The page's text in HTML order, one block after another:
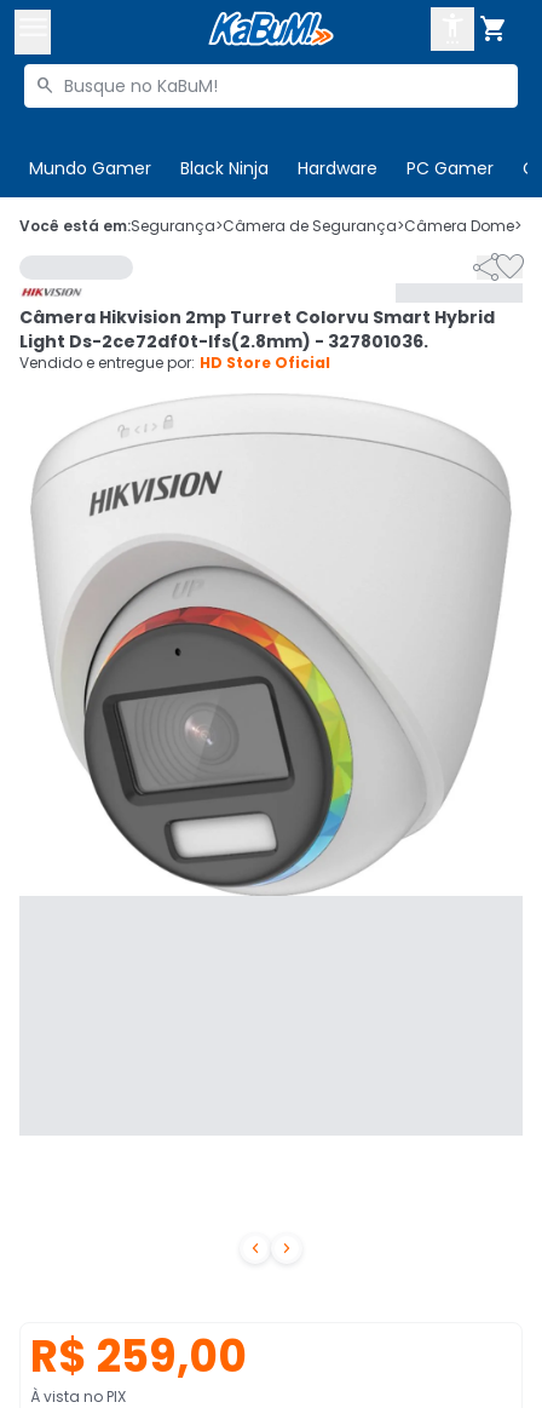

Buscar produtos

Mundo Gamer Black Ninja Hardware PC Gamer
 Olá. Acesse sua conta
 Departamentos
Cupons
Ativar tradutor em libras
CADASTRE-SE
Você está em:Segurança>Câmera de Segurança>Câmera Dome>
 

Câmera Hikvision 2mp Turret Colorvu Smart Hybrid
Light Ds-2ce72df0t-lfs(2.8mm) - 327801036.
Vendido e entregue por: HD Store Oficial
R$ 259,00
À vista no PIX